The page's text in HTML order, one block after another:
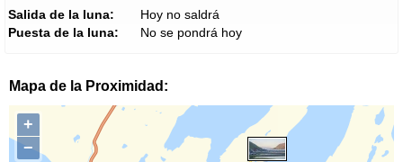
Salida de la luna:
Hoy no saldrá
Puesta de la luna:
No se pondrá hoy
Mapa de la Proximidad:
+
−